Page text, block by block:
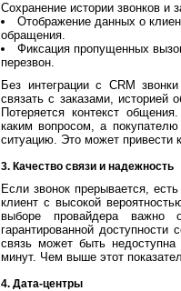
Сохранение истории звонков и
Отображение данных о
обращения.
Фиксация пропущенных
перезвон.
Без интеграции с CRM
связать с заказами, историей
Потеряется контекст
каким вопросом, а
ситуацию. Это может привести
3. Качество связи и надежность
Если звонок прерывается,
клиент с высокой
выборе провайдера важно
гарантированной
связь может быть
минут. Чем выше этот
4. Дата-центры